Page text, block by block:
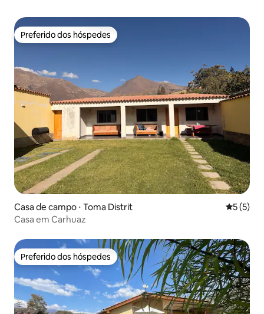
Preferido dos hóspedes
Preferido dos hóspedes
Casa de campo ⋅ Toma Distrit 5 de
5 (5)
Casa em Carhuaz
Preferido dos hóspedes
Preferido dos hóspedes